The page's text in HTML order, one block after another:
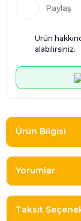
Paylaş
Ürün
alabilirsiniz.
Ürün Bilgisi
Yorumlar
Taksit